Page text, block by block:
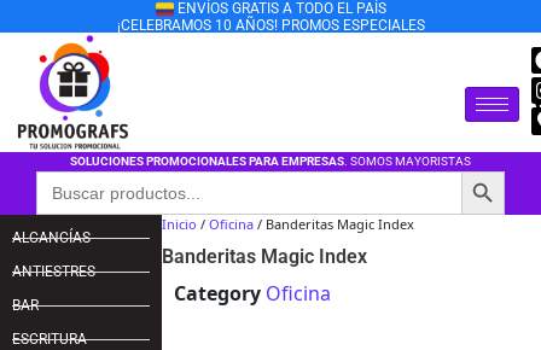
ENVÍOS GRATIS A TODO EL PAÍS
¡CELEBRAMOS 10 AÑOS! PROMOS ESPECIALES
SOLUCIONES PROMOCIONALES PARA EMPRESAS. SOMOS MAYORISTAS
Buscar: Botón de
ALCANCÍAS
ANTIESTRES
BAR
ESCRITURA
Inicio /Oficina / Banderitas Magic Index
Banderitas Magic Index
Category Oficina